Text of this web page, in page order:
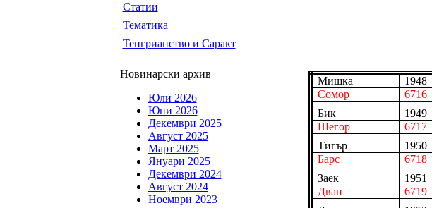
Статии
Тематика
Тенгрианство и Саракт
Новинарски архив
Юли 2026
Юни 2026
Декември 2025
Август 2025
Март 2025
Януари 2025
Декември 2024
Август 2024
Ноември 2023
Мишка 1948
Сомор
6716
Бик
1949
Шегор
6717
Тигър
1950
Барс
6718
Заек
1951
Дван
6719